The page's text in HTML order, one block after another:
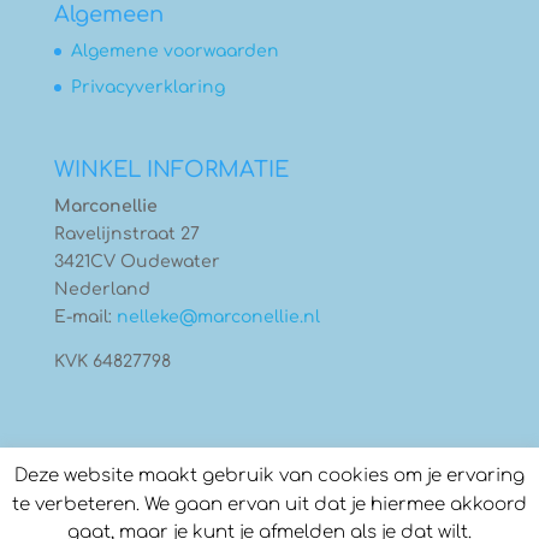
Algemeen
Algemene voorwaarden
Privacyverklaring
WINKEL INFORMATIE
Marconellie
Ravelijnstraat 27
3421CV Oudewater
Nederland
E-mail: nelleke@marconellie.nl
KVK 64827798
Deze website maakt gebruik van cookies om je ervaring
te verbeteren. We gaan ervan uit dat je hiermee akkoord
gaat, maar je kunt je afmelden als je dat wilt.